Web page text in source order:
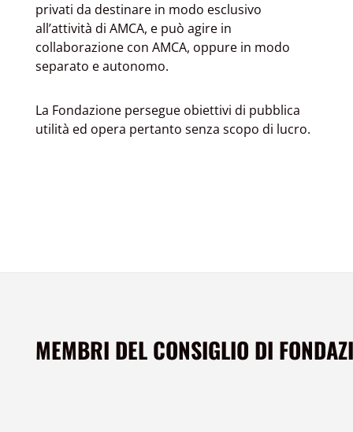
privati da destinare in modo esclusivo
all’attività di AMCA, e può agire in
collaborazione con AMCA, oppure in modo
separato e autonomo.
La Fondazione persegue obiettivi di pubblica
utilità ed opera pertanto senza scopo di lucro.
MEMBRI DEL CONSIGLIO DI